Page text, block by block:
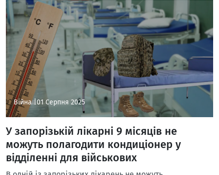
Війна | 01 Серпня 2025
У запорізькій лікарні 9 місяців не
можуть полагодити кондиціонер у
відділенні для військових